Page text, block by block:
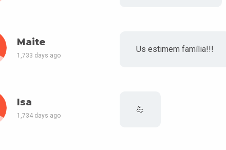
Maite
1,733 days ago
Us estimem família!!!
Isa
1,734 days ago
💪